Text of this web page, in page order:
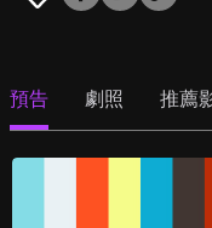
預告 劇照 推薦